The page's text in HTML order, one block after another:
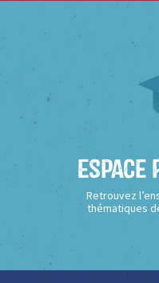
Espace
Retrouvez
thématiques